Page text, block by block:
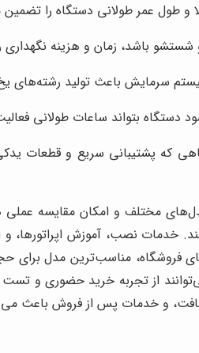
طول عمر طولانی دستگاه را
شستشو باشد، زمان و هزینه
سرمایش باعث تولید رشته‌های
دستگاه بتواند ساعات طولانی
که پشتیبانی سریع و قطعات
مختلف و امکان مقایسه عملی
خدمات نصب، آموزش اپراتورها، و
فروشگاه، مناسب‌ترین مدل برای
از تجربه خرید حضوری و
و خدمات پس از فروش باعث